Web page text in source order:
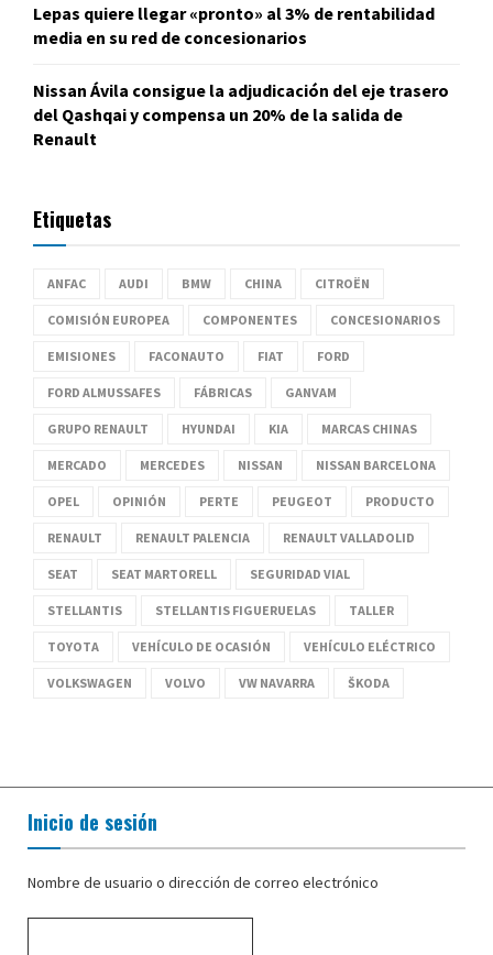
Lepas quiere llegar «pronto» al 3% de rentabilidad
media en su red de concesionarios
Nissan Ávila consigue la adjudicación del eje trasero
del Qashqai y compensa un 20% de la salida de
Renault
Etiquetas
ANFAC AUDI BMW CHINA CITROËN
COMISIÓN EUROPEA COMPONENTES CONCESIONARIOS
EMISIONES FACONAUTO FIAT FORD
FORD ALMUSSAFES FÁBRICAS GANVAM
GRUPO RENAULT HYUNDAI KIA MARCAS CHINAS
MERCADO MERCEDES NISSAN NISSAN BARCELONA
OPEL OPINIÓN PERTE PEUGEOT PRODUCTO
RENAULT RENAULT PALENCIA RENAULT VALLADOLID
SEAT SEAT MARTORELL SEGURIDAD VIAL
STELLANTIS STELLANTIS FIGUERUELAS TALLER
TOYOTA VEHÍCULO DE OCASIÓN VEHÍCULO ELÉCTRICO
VOLKSWAGEN VOLVO VW NAVARRA ŠKODA
Inicio de sesión
Nombre de usuario o dirección de correo electrónico